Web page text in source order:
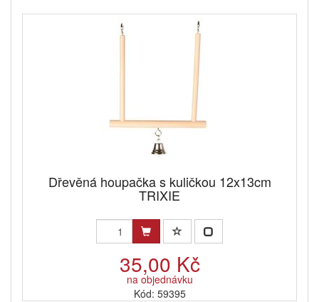
Dřevěná houpačka s kuličkou 12x13cm
TRIXIE
35,00 Kč
na objednávku
Kód: 59395